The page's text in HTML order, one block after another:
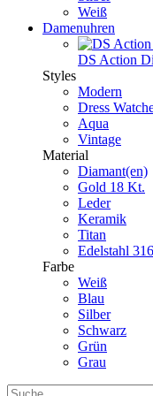
Weiß
Damenuhren
DS Action
Styles
Modern
Dress
Aqua
Vintage
Material
Diamant(en)
Gold 18 Kt.
Leder
Keramik
Titan
Edelstahl
Farbe
Weiß
Blau
Silber
Schwarz
Grün
Grau